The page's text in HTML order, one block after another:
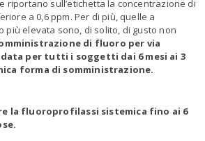
riportano sull’etichetta la concentrazione di
a 0,6 ppm. Per di più, quelle a
più elevata sono, di solito, di gusto non
di fluoro per via
per tutti i soggetti dai 6 mesi ai 3
forma di somministrazione.
la fluoroprofilassi sistemica fino ai 6